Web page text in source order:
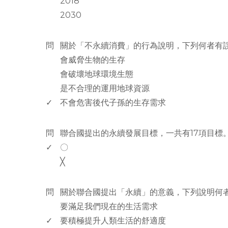
2030
問
關於「不永續消費」的行為說明，下列何者有
會威脅生物的生存
會破壞地球環境生態
是不合理的運用地球資源
✓
不會危害後代子孫的生存需求
問
聯合國提出的永續發展目標，一共有17項目標。
✓
〇
╳
問
關於聯合國提出「永續」的意義，下列說明何
要滿足我們現在的生活需求
✓
要積極提升人類生活的舒適度